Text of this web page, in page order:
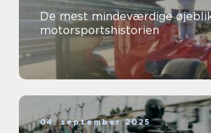
De mest mindeværdige
motorsportshistorien
04. september 2025